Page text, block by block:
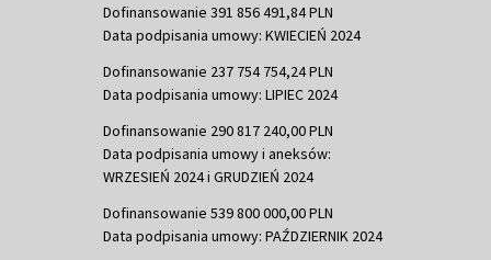
Dofinansowanie 391 856 491,84 PLN
Data podpisania umowy: KWIECIEŃ 2024
Dofinansowanie 237 754 754,24 PLN
Data podpisania umowy: LIPIEC 2024
Dofinansowanie 290 817 240,00 PLN
Data podpisania umowy i aneksów:
WRZESIEŃ 2024 i GRUDZIEŃ 2024
Dofinansowanie 539 800 000,00 PLN
Data podpisania umowy: PAŹDZIERNIK 2024